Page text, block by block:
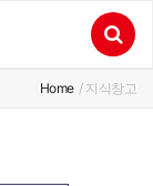
Home / 지식창고